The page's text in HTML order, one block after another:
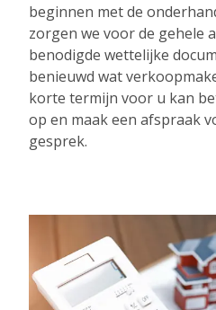
beginnen met de
zorgen we voor de gehele
benodigde wettelijke
benieuwd wat
korte termijn voor u kan
op en maak een afspraak
gesprek.